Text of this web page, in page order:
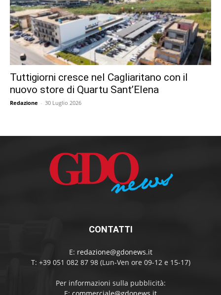
Tuttigiorni cresce nel Cagliaritano con il
nuovo store di Quartu Sant’Elena
Redazione - 30 Luglio 2026
CONTATTI
E: redazione@gdonews.it
T: +39 051 082 87 98 (Lun-Ven ore 09-12 e 15-17)
Per informazioni sulla pubblicità: